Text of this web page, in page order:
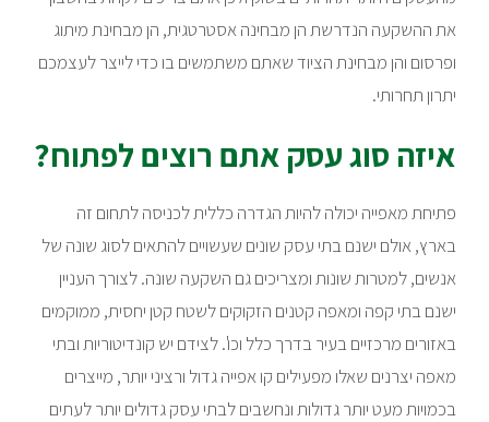
את ההשקעה הנדרשת הן מבחינה אסטרטגית, הן מבחינת מיתוג
ופרסום והן מבחינת הציוד שאתם משתמשים בו כדי לייצר לעצמכם
יתרון תחרותי.
איזה סוג עסק אתם רוצים לפתוח?
פתיחת מאפייה יכולה להיות הגדרה כללית לכניסה לתחום זה
בארץ, אולם ישנם בתי עסק שונים שעשויים להתאים לסוג שונה של
אנשים, למטרות שונות ומצריכים גם השקעה שונה. לצורך העניין
ישנם בתי קפה ומאפה קטנים הזקוקים לשטח קטן יחסית, ממוקמים
באזורים מרכזיים בעיר בדרך כלל וכו'. לצידם יש קונדיטוריות ובתי
מאפה יצרנים שאלו מפעילים קו אפייה גדול ורציני יותר, מייצרים
בכמויות מעט יותר גדולות ונחשבים לבתי עסק גדולים יותר לעתים